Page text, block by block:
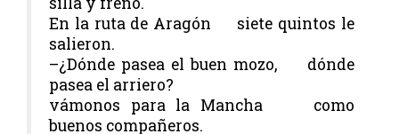
En la ruta de Aragón siete quintos le
salieron.
–¿Dónde pasea el buen mozo, dónde
pasea el arriero?
vámonos para la Mancha como
buenos compañeros.